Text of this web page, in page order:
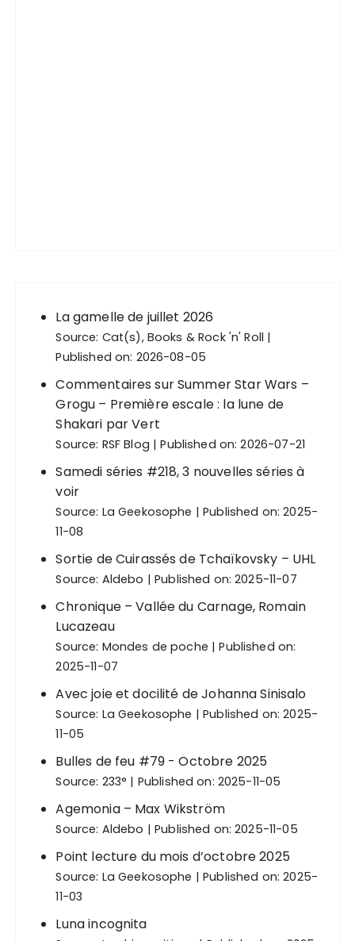
La gamelle de juillet 2026
Source: Cat(s), Books & Rock 'n' Roll
Published on: 2026-08-05
Commentaires sur Summer Star Wars –
Grogu – Première escale : la lune de
Shakari par Vert
Source: RSF Blog Published on: 2026-07-21
Samedi séries #218, 3 nouvelles séries à
voir
Source: La Geekosophe
Published on: 2025-
11-08
Sortie de Cuirassés de Tchaïkovsky – UHL
Source: Aldebo Published on: 2025-11-07
Chronique – Vallée du Carnage, Romain
Lucazeau
Source: Mondes de poche
Published on:
2025-11-07
Avec joie et docilité de Johanna Sinisalo
Source: La Geekosophe
Published on: 2025-
11-05
Bulles de feu #79 - Octobre 2025
Source: 233° Published on: 2025-11-05
Agemonia – Max Wikström
Source: Aldebo Published on: 2025-11-05
Point lecture du mois d’octobre 2025
Source: La Geekosophe
Published on: 2025-
11-03
Luna incognita